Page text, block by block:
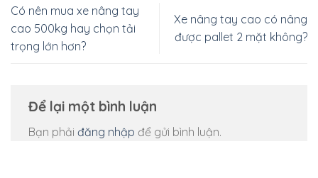
Có nên mua xe nâng tay
cao 500kg hay chọn tải
trọng lớn hơn?
Xe nâng tay cao có nâng
được pallet 2 mặt không?
Để lại một bình luận
Bạn phải đăng nhập để gửi bình luận.